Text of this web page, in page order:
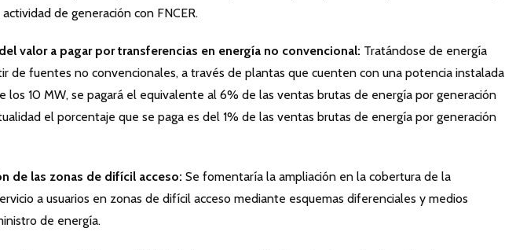
de generación con FNCER.
valor a pagar por transferencias en energía no convencional: Tratándose de energía
de fuentes no convencionales, a través de plantas que cuenten con una potencia instalada
los 10 MW, se pagará el equivalente al 6% de las ventas brutas de energía por generación
el porcentaje que se paga es del 1% de las ventas brutas de energía por generación
de las zonas de difícil acceso: Se fomentaría la ampliación en la cobertura de la
a usuarios en zonas de difícil acceso mediante esquemas diferenciales y medios
de energía.